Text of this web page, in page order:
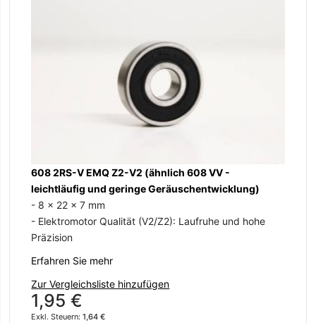
608 2RS-V EMQ Z2-V2 (ähnlich 608 VV -
leichtläufig und geringe Geräuschentwicklung)
- 8 x 22 x 7 mm
- Elektromotor Qualität (V2/Z2): Laufruhe und hohe
Präzision
Erfahren Sie mehr
Zur Vergleichsliste hinzufügen
1,95 €
1,64 €